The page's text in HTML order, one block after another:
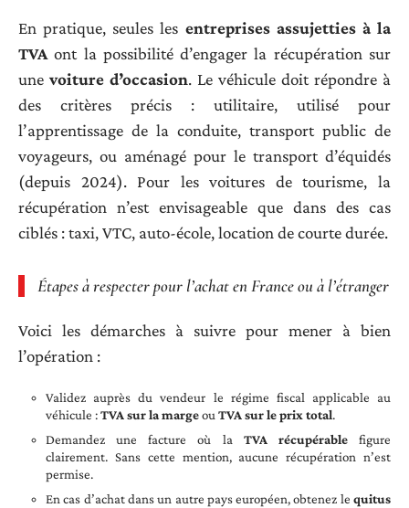
En pratique, seules les entreprises assujetties à la
TVAont la possibilité d’engager la récupération sur
une voiture d’occasion. Le véhicule doit répondre à
des critères précis : utilitaire, utilisé pour
l’apprentissage de la conduite, transport public de
voyageurs, ou aménagé pour le transport d’équidés
(depuis 2024). Pour les voitures de tourisme, la
récupération n’est envisageable que dans des cas
ciblés : taxi, VTC, auto-école, location de courte durée.
Étapes à respecter pour l’achat en France ou à l’étranger
Voici les démarches à suivre pour mener à bien
l’opération :
Validez auprès du vendeur le régime fiscal applicable au
véhicule :TVA sur la margeouTVA sur le prix total.
Demandez une facture où la TVA récupérablefigure
clairement. Sans cette mention, aucune récupération n’est
permise.
En cas d’achat dans un autre pays européen, obtenez le quitus